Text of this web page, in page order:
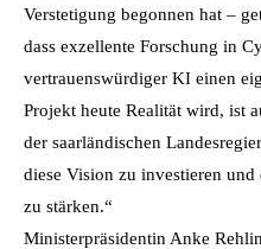
Verstetigung begonnen hat –
dass exzellente Forschung in
vertrauenswürdiger KI einen
Projekt heute Realität wird, ist
der saarländischen
diese Vision zu investieren
zu stärken.“
Ministerpräsidentin Anke